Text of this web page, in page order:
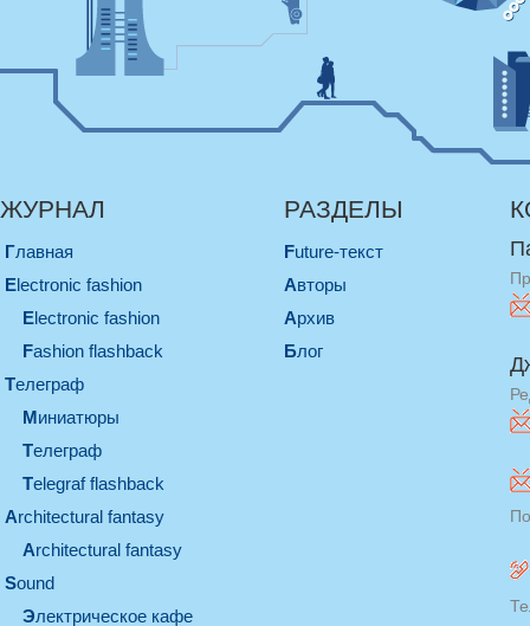
ЖУРНАЛ
Главная
electronic fashion
electronic fashion
Fashion flashback
телеграф
миниатюры
телеграф
Telegraf flashback
architectural fantasy
architectural fantasy
sound
электрическое кафе
РАЗДЕЛЫ
Future-текст
Авторы
Архив
Блог